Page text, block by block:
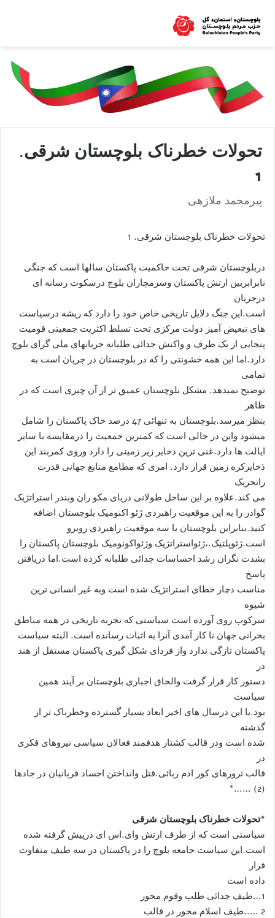
تحولات خطرناک بلوچستان شرقی.
1
پیرمحمد ملازھی
تحولات خطرناک بلوچستان شرقی. 1
دربلوچستان شرقی تحت حاکمیت پاکستان سالها است که جنگی
نابرابربین ارتش پاکستان وسرمچاران بلوچ درسکوت رسانه ای
درجریان
است.این جنگ دلایل تاریخی خاص خود را دارد که ریشه درسیاست
های تبعیض آمیز دولت مرکزی تحت تسلط اکثریت جمعیتی قومیت
پنجابی از یک طرف و واکنش جدائی طلبانه جریانهای ملی گرای بلوچ
دارد.اما این همه خشونتی را که در بلوچستان در جریان است به
تمامی
توضیح نمیدهد. مشکل بلوچستان عمیق تر از آن چیزی است که در
ظاهر
بنظر میرسد.بلوچستان به تنهائی 47 درصد خاک پاکستان را شامل
میشود واین در حالی است که کمترین جمعیت را درمقایسه با سایر
ایالت ها دارد.غنی ترین ذخایر زیر زمینی را دارد وروی کمربند این
ذخایرکره زمین قرار دارد. امری که مطامع منابع جهانی قدرت
راتحریک
می کند.علاوه بر این ساحل طولانی دریای مکو ران وبندر استراتژیک
گوادر را به این موقعیت راهبردی ژئو اکنومیک بلوچستان اضافه
کنید.بنابراین بلوچستان با سه موقعیت راهبردی روبرو
است.ژئوپلتیک.،ژئواستراتژیک وژئواکونومیک بلوچستان پاکستان را
بشدت نگران رشد احساسات جدائی طلبانه کرده است.اما دریافتن
پاسخ
مناسب دچار خطای استراتژیک شده است وبه غیر انسانی ترین
شیوه
سرکوب روی آورده است سیاستی که تجربه تاریخی در همه مناطق
بحرانی جهان نا کار آمدی آنرا به اثبات رسانده است. البته سیاست
پاکستان تازگی ندارد واز فردای شکل گیری پاکستان مستقل از هند
در
دستور کار قرار گرفت والحاق اجباری بلوچستان بر آیند همین
سیاست
بود.با این درسال های اخیر ابعاد بسیار گسترده وخطرناک تر از
گذشته
شده است ودر قالب کشتار هدفمند فعالان سیاسی نیروهای فکری
در
قالب ترورهای کور ادم ربائی.قتل وانداختن اجساد قربانیان در جادها
(2) ……*
*تحولات خطرناک بلوچستان شرقی
سیاستی است که از طرف ارتش وای.اس ای درپیش گرفته شده
است.این سیاست جامعه بلوچ را در پاکستان در سه طیف متفاوت
قرار
داده است
1…طیف جدائی طلب وقوم محور
2 …..طیف اسلام محور در قالب